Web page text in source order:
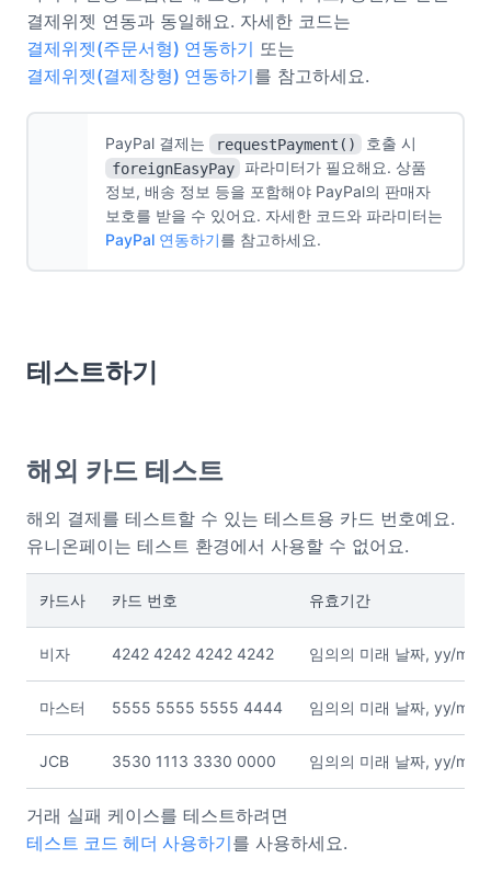
결제위젯 연동과 동일해요. 자세한 코드는
결제위젯(주문서형) 연동하기 또는
결제위젯(결제창형) 연동하기를 참고하세요.
PayPal 결제는 requestPayment() 호출 시
foreignEasyPay 파라미터가 필요해요. 상품
정보, 배송 정보 등을 포함해야 PayPal의 판매자
보호를 받을 수 있어요. 자세한 코드와 파라미터는
PayPal 연동하기를 참고하세요.
테스트하기
해외 카드 테스트
해외 결제를 테스트할 수 있는 테스트용 카드 번호예요.
유니온페이는 테스트 환경에서 사용할 수 없어요.
카드사 카드 번호 유효기간
비자 4242 4242 4242 4242 임의의 미래 날짜, yy/mm
마스터 5555 5555 5555 4444 임의의 미래 날짜, yy/mm
JCB 3530 1113 3330 0000 임의의 미래 날짜, yy/mm
거래 실패 케이스를 테스트하려면
테스트 코드 헤더 사용하기를 사용하세요.